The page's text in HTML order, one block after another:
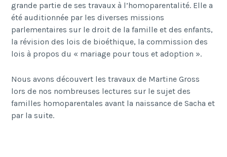
grande partie de ses travaux à l’homoparentalité. Elle a
été auditionnée par les diverses missions
parlementaires sur le droit de la famille et des enfants,
la révision des lois de bioéthique, la commission des
lois à propos du « mariage pour tous et adoption ».
Nous avons découvert les travaux de Martine Gross
lors de nos nombreuses lectures sur le sujet des
familles homoparentales avant la naissance de Sacha et
par la suite.